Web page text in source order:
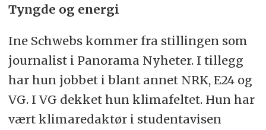
Tyngde og energi
Ine Schwebs kommer fra stillingen som
journalist i Panorama Nyheter. I tillegg
har hun jobbet i blant annet NRK, E24 og
VG. I VG dekket hun klimafeltet. Hun har
vært klimaredaktør i studentavisen